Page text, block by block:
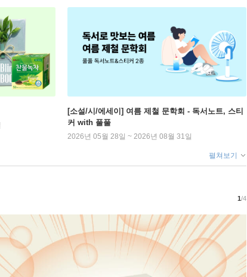
[소설/시/에세이] 여름 제철 문학회 - 독서노트, 스티
커 with 풀풀
2026년 05월 28일 ~ 2026년 08월 31일
펼쳐보기
1/4